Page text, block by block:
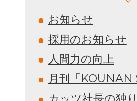
お知らせ
採用のお知らせ
人間力の向上
月刊「KOUNAN